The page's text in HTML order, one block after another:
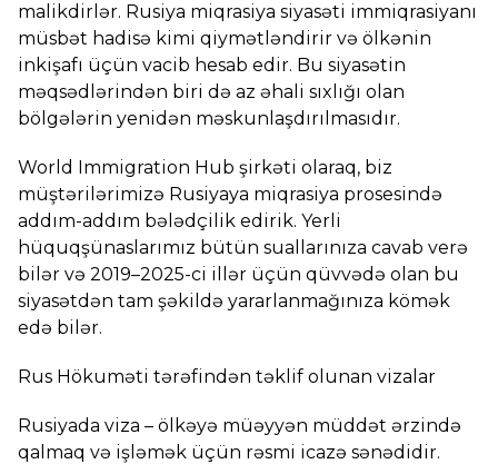
malikdirlər. Rusiya miqrasiya siyasəti immiqrasiyanı
müsbət hadisə kimi qiymətləndirir və ölkənin
inkişafı üçün vacib hesab edir. Bu siyasətin
məqsədlərindən biri də az əhali sıxlığı olan
bölgələrin yenidən məskunlaşdırılmasıdır.
World Immigration Hub şirkəti olaraq, biz
müştərilərimizə Rusiyaya miqrasiya prosesində
addım-addım bələdçilik edirik. Yerli
hüquqşünaslarımız bütün suallarınıza cavab verə
bilər və 2019–2025-ci illər üçün qüvvədə olan bu
siyasətdən tam şəkildə yararlanmağınıza kömək
edə bilər.
Rus Hökuməti tərəfindən təklif olunan vizalar
Rusiyada viza – ölkəyə müəyyən müddət ərzində
qalmaq və işləmək üçün rəsmi icazə sənədidir.